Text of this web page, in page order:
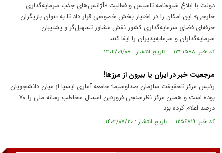
دولت با ابلاغ شیوه‌نامه تاسیس و فعالیت «آژانس‌های جذب سرمایه‌گذاری
خارجی» این امکان را در اختیار بخش خصوصی قرار داد تا به عنوان بازیگران
حرفه‌ای فضای سرمایه‌گذاری کشور نقش مشاور تسهیل‌گر و پشتیبان
سرمایه‌گذاران و سرمایه‌پذیران را ایفا کنند.
کد خبر: ۱۳۳۱۵۸۸ تاریخ انتشار : ۱۴۰۴/۰۹/۰۸
مرجعیت خبر در ایران یا بیرون از مرزها!
رئیس مرکز تحقیقات سازمان صداوسیما: جامعه آماری ایسپا از میان دانشجویان
بوده است و همین مرکز نظرسنجی فروردین امسال مخاطب رسانه ملی را ۷۰
درصد اعلام کرده بود
کد خبر: ۱۲۵۶۸۱۹ تاریخ انتشار : ۱۴۰۳/۰۷/۲۰